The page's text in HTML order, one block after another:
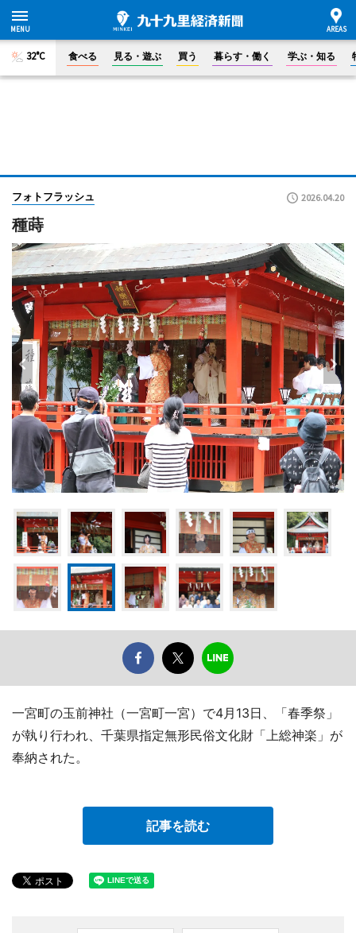
32°C 食べる 見る・遊ぶ 買う 暮らす・働く 学ぶ・知る
フォトフラッシュ 2026.04.20
種蒔
一宮町の玉前神社（一宮町一宮）で4月13日、「春季祭」
が執り行われ、千葉県指定無形民俗文化財「上総神楽」が
奉納された。
記事を読む